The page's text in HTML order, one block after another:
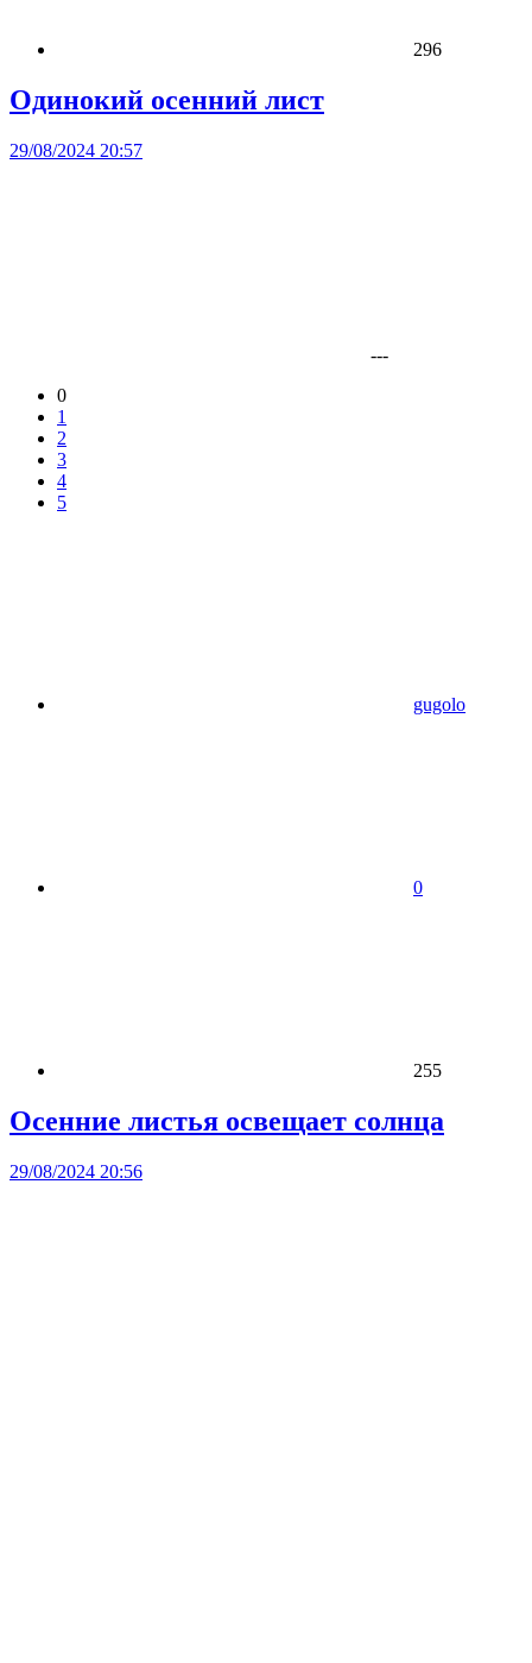
296
Одинокий осенний лист
29/08/2024 20:57
---
0
1
2
3
4
5
gugolo
0
255
Осенние листья освещает солнца
29/08/2024 20:56